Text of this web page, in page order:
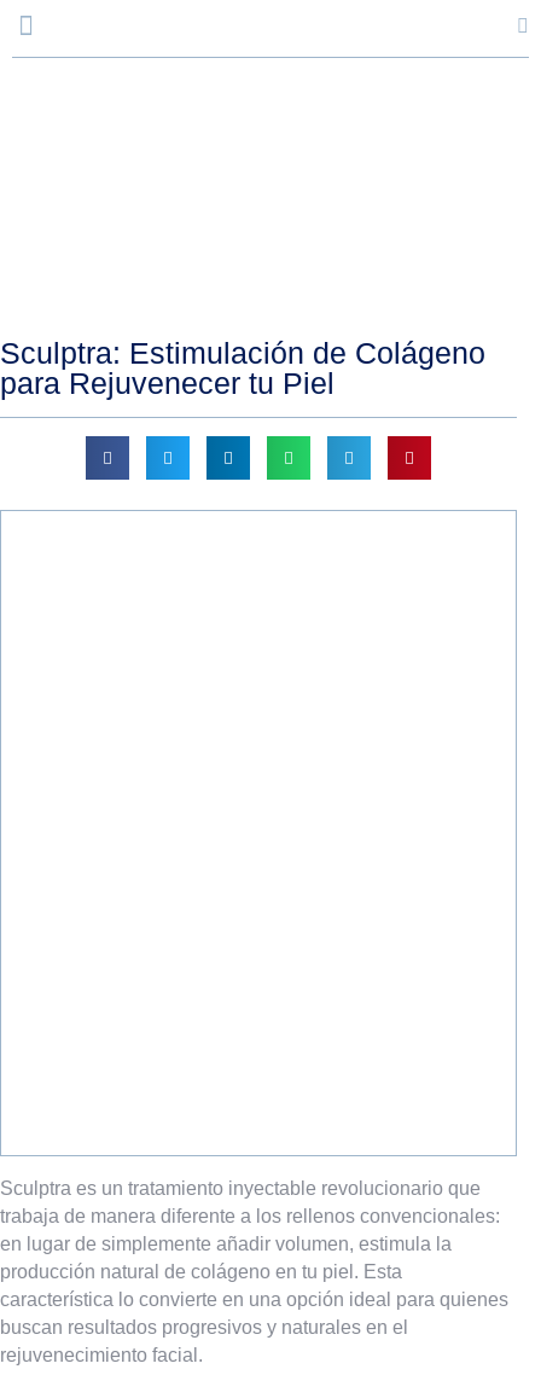
Sculptra: Estimulación de Colágeno
para Rejuvenecer tu Piel
Sculptra es un tratamiento inyectable revolucionario que
trabaja de manera diferente a los rellenos convencionales:
en lugar de simplemente añadir volumen, estimula la
producción natural de colágeno en tu piel. Esta
característica lo convierte en una opción ideal para quienes
buscan resultados progresivos y naturales en el
rejuvenecimiento facial.